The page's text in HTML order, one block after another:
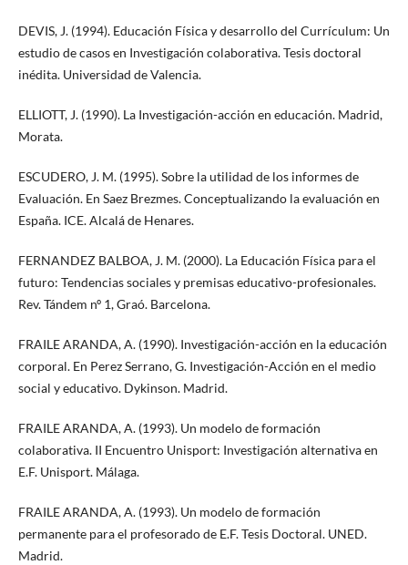
DEVIS, J. (1994). Educación Física y desarrollo del Currículum: Un
estudio de casos en Investigación colaborativa. Tesis doctoral
inédita. Universidad de Valencia.
ELLIOTT, J. (1990). La Investigación-acción en educación. Madrid,
Morata.
ESCUDERO, J. M. (1995). Sobre la utilidad de los informes de
Evaluación. En Saez Brezmes. Conceptualizando la evaluación en
España. ICE. Alcalá de Henares.
FERNANDEZ BALBOA, J. M. (2000). La Educación Física para el
futuro: Tendencias sociales y premisas educativo-profesionales.
Rev. Tándem nº 1, Graó. Barcelona.
FRAILE ARANDA, A. (1990). Investigación-acción en la educación
corporal. En Perez Serrano, G. Investigación-Acción en el medio
social y educativo. Dykinson. Madrid.
FRAILE ARANDA, A. (1993). Un modelo de formación
colaborativa. II Encuentro Unisport: Investigación alternativa en
E.F. Unisport. Málaga.
FRAILE ARANDA, A. (1993). Un modelo de formación
permanente para el profesorado de E.F. Tesis Doctoral. UNED.
Madrid.